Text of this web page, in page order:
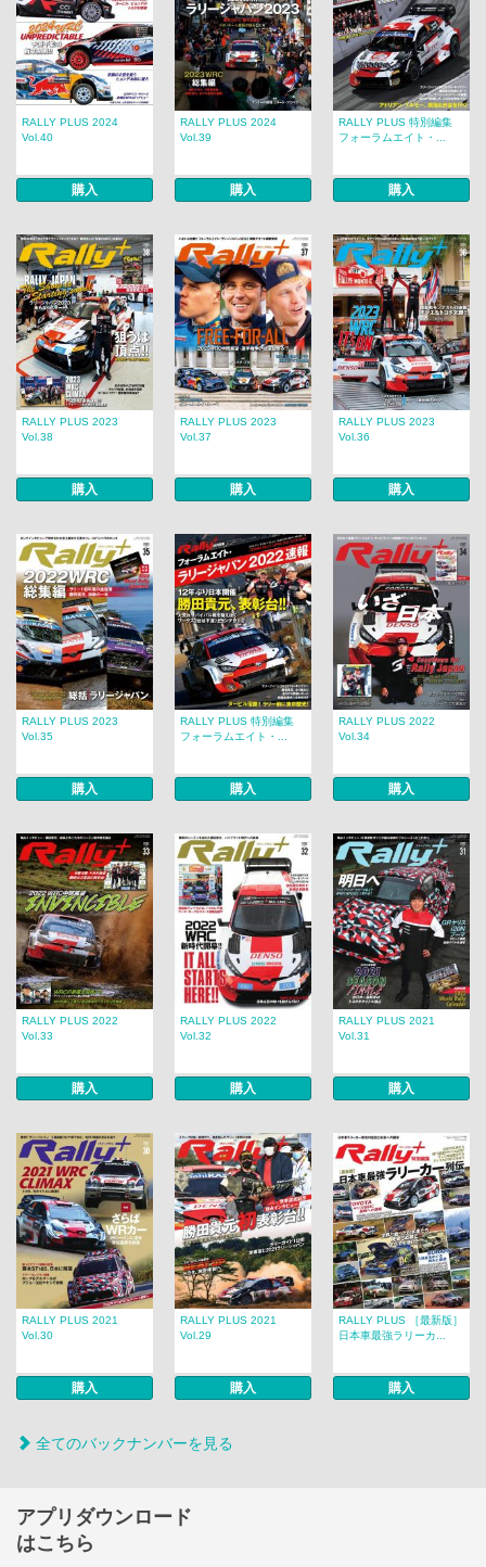
RALLY PLUS 2024
Vol.40
購入
RALLY PLUS 2024
Vol.39
購入
RALLY PLUS 特別編集
フォーラムエイト・...
購入
RALLY PLUS 2023
Vol.38
購入
RALLY PLUS 2023
Vol.37
購入
RALLY PLUS 2023
Vol.36
購入
RALLY PLUS 2023
Vol.35
購入
RALLY PLUS 特別編集
フォーラムエイト・...
購入
RALLY PLUS 2022
Vol.34
購入
RALLY PLUS 2022
Vol.33
購入
RALLY PLUS 2022
Vol.32
購入
RALLY PLUS 2021
Vol.31
購入
RALLY PLUS 2021
Vol.30
購入
RALLY PLUS 2021
Vol.29
購入
RALLY PLUS ［最新版］
日本車最強ラリーカ...
購入
全てのバックナンバーを見る
アプリダウンロード
はこちら